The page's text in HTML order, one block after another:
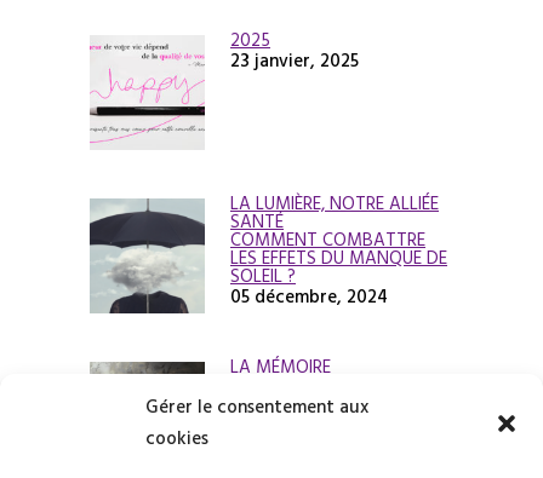
Gérer le consentement aux
cookies
2025
23 janvier, 2025
LA LUMIÈRE, NOTRE ALLIÉE
SANTÉ
COMMENT COMBATTRE
LES EFFETS DU MANQUE DE
SOLEIL ?
05 décembre, 2024
LA MÉMOIRE